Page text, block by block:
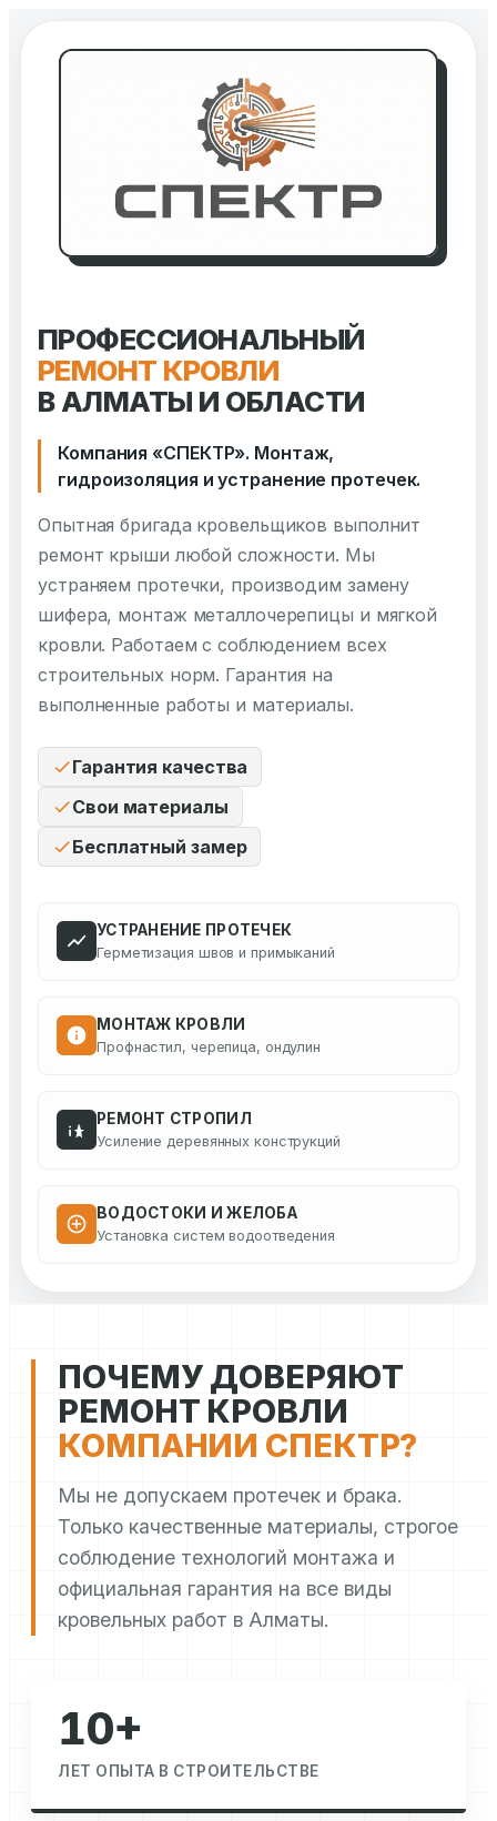
ПРОФЕССИОНАЛЬНЫЙ
РЕМОНТ КРОВЛИ
В АЛМАТЫ И ОБЛАСТИ
Компания «СПЕКТР». Монтаж,
гидроизоляция и устранение протечек.
Опытная бригада кровельщиков выполнит
ремонт крыши любой сложности. Мы
устраняем протечки, производим замену
шифера, монтаж металлочерепицы и мягкой
кровли. Работаем с соблюдением всех
строительных норм. Гарантия на
выполненные работы и материалы.
Гарантия качества
Свои материалы
Бесплатный замер
УСТРАНЕНИЕ ПРОТЕЧЕК
Герметизация швов и примыканий
МОНТАЖ КРОВЛИ
Профнастил, черепица, ондулин
РЕМОНТ СТРОПИЛ
Усиление деревянных конструкций
ВОДОСТОКИ И ЖЕЛОБА
Установка систем водоотведения
ПОЧЕМУ ДОВЕРЯЮТ
РЕМОНТ КРОВЛИ
КОМПАНИИ СПЕКТР?
Мы не допускаем протечек и брака.
Только качественные материалы, строгое
соблюдение технологий монтажа и
официальная гарантия на все виды
кровельных работ в Алматы.
10+
ЛЕТ ОПЫТА В СТРОИТЕЛЬСТВЕ